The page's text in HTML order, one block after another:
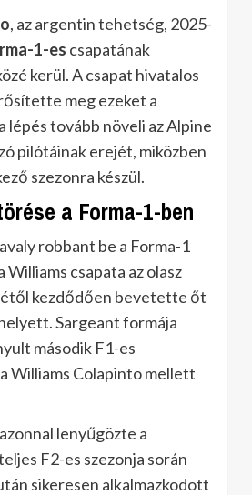
, az argentin tehetség, 2025-
1-es csapatának
kerül. A csapat hivatalos
meg ezeket a
lépés tovább növeli az Alpine
pilótáinak erejét, miközben
szezonra készül.
a Forma-1-ben
robbant be a Forma-1
Williams csapata az olasz
kezdődően bevetette őt
Sargeant formája
második F1-es
Williams Colapinto mellett
lenyűgözte a
F2-es szezonja során
sikeresen alkalmazkodott